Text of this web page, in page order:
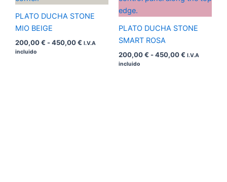
PLATO DUCHA STONE
MIO BEIGE
200,00€ -450,00€ I.V.A
incluido
PLATO DUCHA STONE
SMART ROSA
200,00€ -450,00€
hasta
I.V.A
incluido